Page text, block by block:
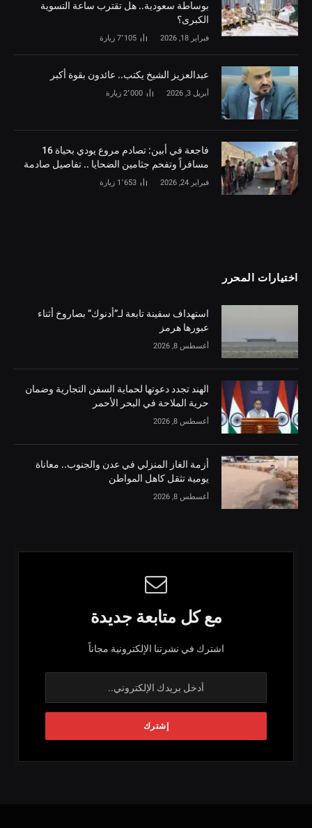
بوساطة سعودية.. هل تقترب ساعة التسوية
الكبرى؟
فبراير 18, 2026 7٬105 زيارة
‏عبدالعزيز الشيخ يكتب.. عائدون بقوة أكبر
أبريل 3, 2026 2٬000 زيارة
فاجعة في أبين: تصادم مروع يودي بحياة 16
مسافراً وتفحم جثامين الضحايا .. تفاصيل صادمة
فبراير 24, 2026 1٬653 زيارة
اختيارات المحرر
استهداف سفينة تابعة لـ”أدنوك” بصاروخ أثناء
عبورها هرمز
أغسطس 8, 2026
الهند تجدد دعوتها لحماية السفن التجارية وضمان
حرية الملاحة في البحر الأحمر
أغسطس 8, 2026
أزمة الغاز المنزلي في عدن والجنوب.. معاناة
يومية تثقل كاهل المواطن
أغسطس 8, 2026
مع كل متابعة جديدة
اشترك في نشرتنا الإلكترونية مجاناً